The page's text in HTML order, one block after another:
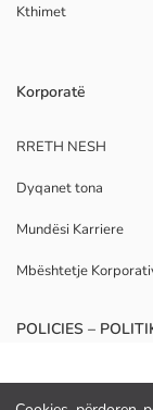
Kthimet
Korporatë
RRETH NESH
Dyqanet tona
Mundësi Karriere
Mbështetje
POLICIES –
Politika e Privatësisë